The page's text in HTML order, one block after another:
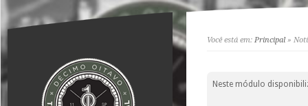
Você está em: Principal»
Neste módulo